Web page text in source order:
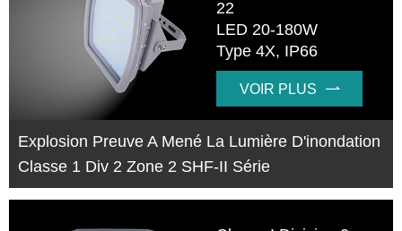
22
LED 20-180W
Type 4X, IP66
VOIR PLUS 
Explosion Preuve A Mené La Lumière D'inondation
Classe 1 Div 2 Zone 2 SHF-II Série